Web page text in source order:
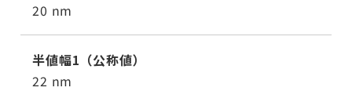
20 nm
半値幅1（公称値）
22 nm